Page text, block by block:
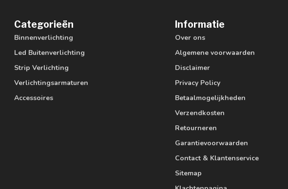
Categorieën
Binnenverlichting
Led Buitenverlichting
Strip Verlichting
Verlichtingsarmaturen
Accessoires
Informatie
Over ons
Algemene voorwaarden
Disclaimer
Privacy Policy
Betaalmogelijkheden
Verzendkosten
Retourneren
Garantievoorwaarden
Contact & Klantenservice
Sitemap